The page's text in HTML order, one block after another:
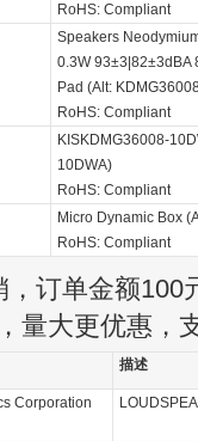
RoHS: Compliant
Speakers
0.3W 93±3|82±3dBA
Pad (Alt:
RoHS: Compliant
KISKDMG36008-
10DWA)
RoHS: Compliant
Micro Dynamic Box
RoHS: Compliant
订单金额100
量大更优惠，
描述
Corporation